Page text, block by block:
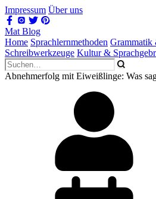
Impressum Über uns
Mat Blog
Home Sprachlernmethoden Grammatik
Schreibwerkzeuge Kultur &
Abnehmerfolg mit Eiweißlinge: Was